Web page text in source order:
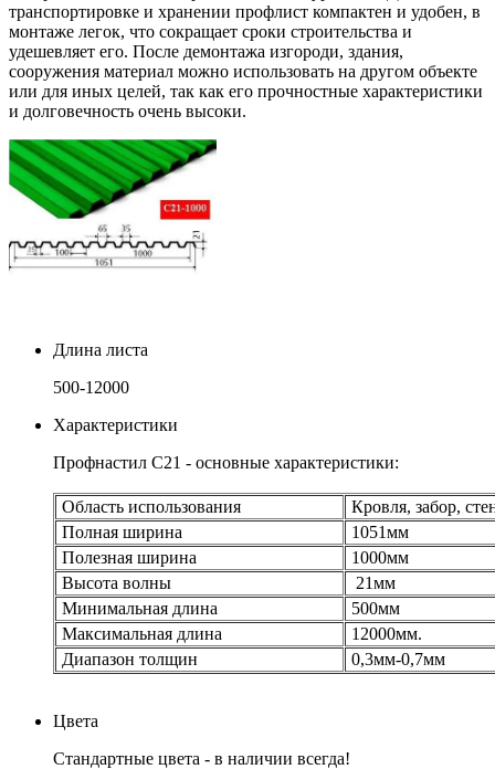
транспортировке и хранении профлист компактен и удобен, в
монтаже легок, что сокращает сроки строительства и
удешевляет его. После демонтажа изгороди, здания,
сооружения материал можно использовать на другом объекте
или для иных целей, так как его прочностные характеристики
и долговечность очень высоки.
Длина листа
500-12000
Характеристики
Профнастил С21 - основные характеристики:
Область использования
Кровля, забор,
Полная ширина
1051мм
Полезная ширина
1000мм
Высота волны
21мм
Минимальная длина
500мм
Максимальная длина
12000мм.
Диапазон толщин
0,3мм-0,7мм
Цвета
Стандартные цвета - в наличии всегда!